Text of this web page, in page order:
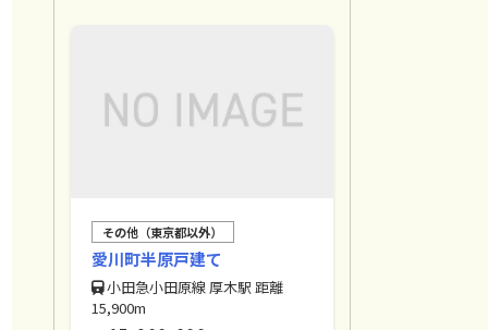
その他（東京都以外）
愛川町半原戸建て
小田急小田原線 厚木駅 距離
15,900m